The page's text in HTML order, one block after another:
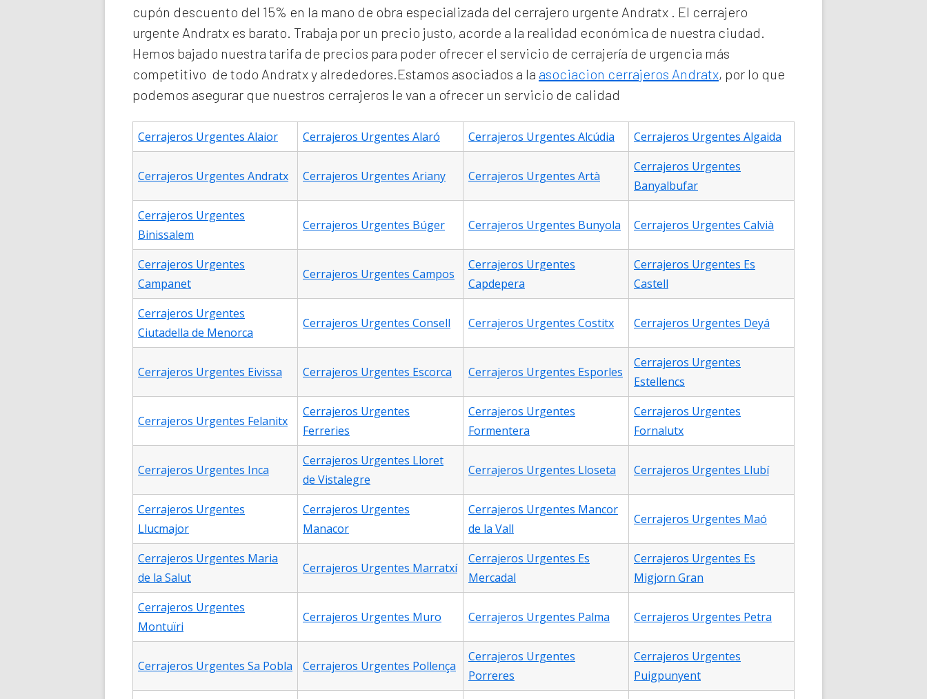
cupón descuento del 15% en la mano de obra especializada del cerrajero urgente Andratx . El cerrajero
urgente Andratx es barato. Trabaja por un precio justo, acorde a la realidad económica de nuestra ciudad.
Hemos bajado nuestra tarifa de precios para poder ofrecer el servicio de cerrajería de urgencia más
competitivo de todo Andratx y alrededores.Estamos asociados a la asociacion cerrajeros Andratx, por lo que
podemos asegurar que nuestros cerrajeros le van a ofrecer un servicio de calidad
Cerrajeros Urgentes Alaior Cerrajeros Urgentes Alaró Cerrajeros Urgentes Alcúdia Cerrajeros Urgentes Algaida
Cerrajeros Urgentes Andratx Cerrajeros Urgentes Ariany Cerrajeros Urgentes Artà
Cerrajeros Urgentes
Banyalbufar
Cerrajeros Urgentes
Binissalem
Cerrajeros Urgentes Búger Cerrajeros Urgentes Bunyola Cerrajeros Urgentes Calvià
Cerrajeros Urgentes
Campanet
Cerrajeros Urgentes Campos
Cerrajeros Urgentes
Capdepera
Cerrajeros Urgentes Es
Castell
Cerrajeros Urgentes
Ciutadella de Menorca
Cerrajeros Urgentes Consell Cerrajeros Urgentes Costitx Cerrajeros Urgentes Deyá
Cerrajeros Urgentes Eivissa Cerrajeros Urgentes Escorca Cerrajeros Urgentes Esporles
Cerrajeros Urgentes
Estellencs
Cerrajeros Urgentes Felanitx
Cerrajeros Urgentes
Ferreries
Cerrajeros Urgentes
Formentera
Cerrajeros Urgentes
Fornalutx
Cerrajeros Urgentes Inca
Cerrajeros Urgentes Lloret
de Vistalegre
Cerrajeros Urgentes Lloseta Cerrajeros Urgentes Llubí
Cerrajeros Urgentes
Llucmajor
Cerrajeros Urgentes
Manacor
Cerrajeros Urgentes Mancor
de la Vall
Cerrajeros Urgentes Maó
Cerrajeros Urgentes Maria
de la Salut
Cerrajeros Urgentes Marratxí
Cerrajeros Urgentes Es
Mercadal
Cerrajeros Urgentes Es
Migjorn Gran
Cerrajeros Urgentes
Montuïri
Cerrajeros Urgentes Muro Cerrajeros Urgentes Palma Cerrajeros Urgentes Petra
Cerrajeros Urgentes Sa Pobla Cerrajeros Urgentes Pollença
Cerrajeros Urgentes
Porreres
Cerrajeros Urgentes
Puigpunyent